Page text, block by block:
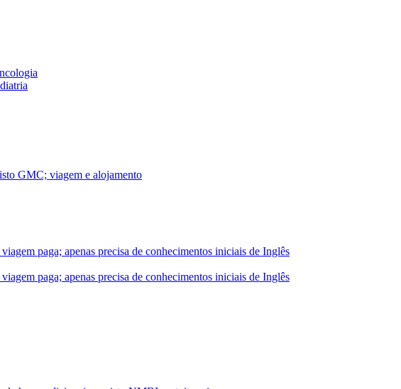
GMC; viagem e alojamento
paga; apenas precisa de conhecimentos iniciais de Inglês
paga; apenas precisa de conhecimentos iniciais de Inglês